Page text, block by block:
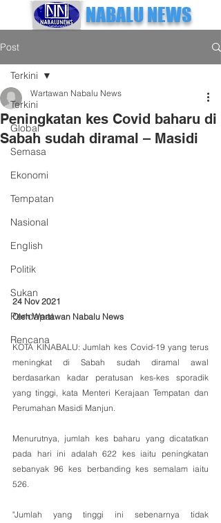
NABALU NEWS
Post
Terkini
Global
Semasa
Ekonomi
Tempatan
Nasional
English
Politik
Sukan
Pendapat
Rencana
Terkini
Peningkatan kes Covid baharu di
Sabah sudah diramal – Masidi
Wartawan Nabalu News
24 Nov 2021
Oleh Wartawan Nabalu News
KOTA KINABALU: Jumlah kes Covid-19 yang terus
meningkat di Sabah sudah diramal awal
berdasarkan kadar peratusan kes-kes sporadik
yang tinggi, kata Menteri Kerajaan Tempatan dan
Perumahan Masidi Manjun.
Menurutnya, jumlah kes baharu yang dicatatkan
pada hari ini adalah 622 kes iaitu peningkatan
sebanyak 96 kes berbanding kes semalam iaitu
526.
"Jumlah yang tinggi ini sebenarnya tidak